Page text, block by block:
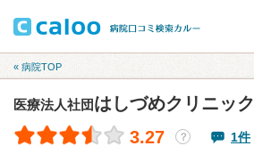
« 病院TOP
医療法人社団はしづめクリニック
3.27 ？ 1件